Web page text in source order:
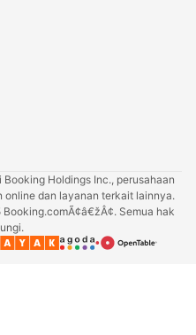
Holdings Inc., perusahaan
dan layanan terkait lainnya.
Semua hak